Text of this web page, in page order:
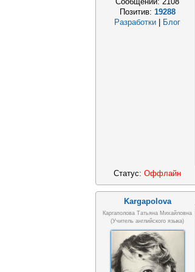
Позитив: 19288
Разработки
Блог
Статус: Оффлайн
Kargapolova
Каргаполова Татьяна Михайловна
(учитель английского языка)